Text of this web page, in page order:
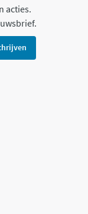
acties.